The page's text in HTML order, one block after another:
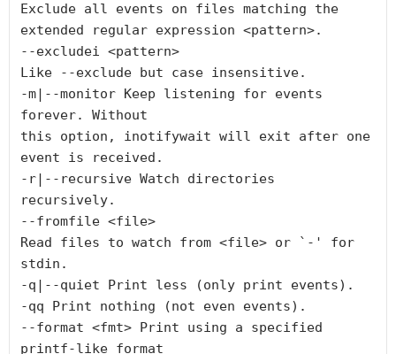
Exclude all events on files matching the
extended regular expression <pattern>.
--excludei <pattern>
Like --exclude but case insensitive.
-m|--monitor Keep listening for events
forever. Without
this option, inotifywait will exit after one
event is received.
-r|--recursive Watch directories
recursively.
--fromfile <file>
Read files to watch from <file> or `-' for
stdin.
-q|--quiet Print less (only print events).
-qq Print nothing (not even events).
--format <fmt> Print using a specified
printf-like format